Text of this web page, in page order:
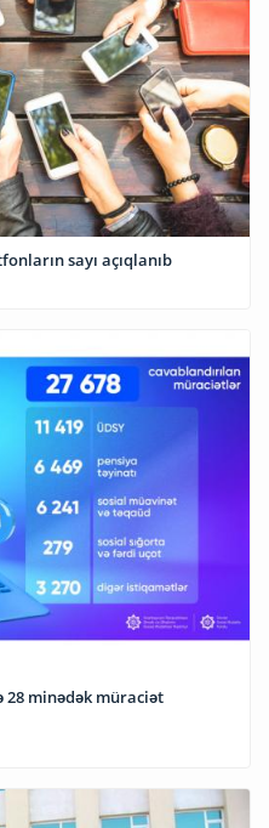
sayı açıqlanıb
28 minədək müraciət